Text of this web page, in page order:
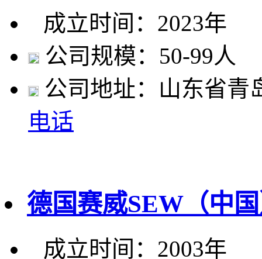
成立时间：2023年
公司规模：50-99人
公司地址：山东省青
电话
德国赛威SEW（中
成立时间：2003年